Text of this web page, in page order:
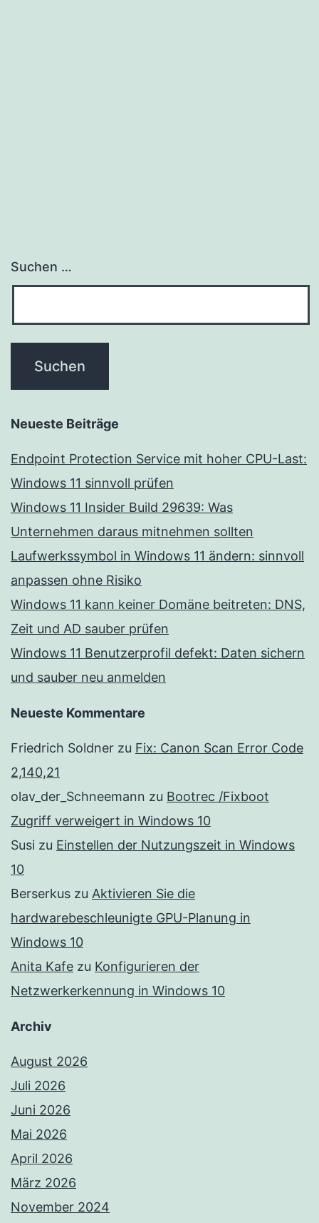
Suchen …
Neueste Beiträge
Endpoint Protection Service mit hoher CPU-Last:
Windows 11 sinnvoll prüfen
Windows 11 Insider Build 29639: Was
Unternehmen daraus mitnehmen sollten
Laufwerkssymbol in Windows 11 ändern: sinnvoll
anpassen ohne Risiko
Windows 11 kann keiner Domäne beitreten: DNS,
Zeit und AD sauber prüfen
Windows 11 Benutzerprofil defekt: Daten sichern
und sauber neu anmelden
Neueste Kommentare
Friedrich Soldner zu Fix: Canon Scan Error Code
2,140,21
olav_der_Schneemann zu Bootrec /Fixboot
Zugriff verweigert in Windows 10
Susi zu Einstellen der Nutzungszeit in Windows
10
Berserkus zu Aktivieren Sie die
hardwarebeschleunigte GPU-Planung in
Windows 10
Anita Kafe zu Konfigurieren der
Netzwerkerkennung in Windows 10
Archiv
August 2026
Juli 2026
Juni 2026
Mai 2026
April 2026
März 2026
November 2024